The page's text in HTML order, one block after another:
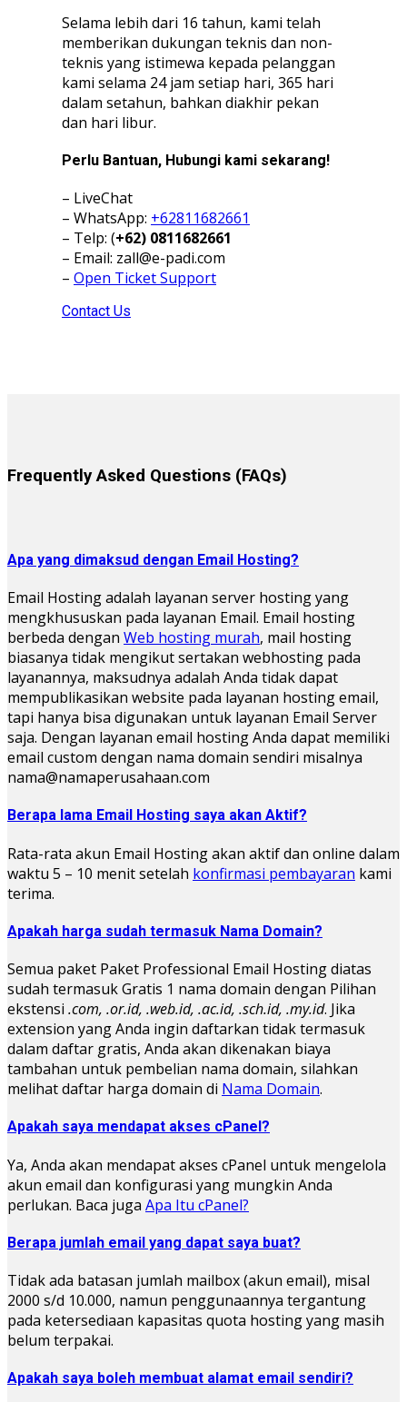
Selama lebih dari 16 tahun, kami telah
memberikan dukungan teknis dan non-
teknis yang istimewa kepada pelanggan
kami selama 24 jam setiap hari, 365 hari
dalam setahun, bahkan diakhir pekan
dan hari libur.
Perlu Bantuan, Hubungi kami sekarang!
– LiveChat
– WhatsApp: +62811682661
– Telp: (+62) 0811682661
– Email: zall@e-padi.com
– Open Ticket Support
Contact Us
Frequently Asked Questions (FAQs)
Apa yang dimaksud dengan Email Hosting?
Email Hosting adalah layanan server hosting yang
mengkhususkan pada layanan Email. Email hosting
berbeda dengan Web hosting murah, mail hosting
biasanya tidak mengikut sertakan webhosting pada
layanannya, maksudnya adalah Anda tidak dapat
mempublikasikan website pada layanan hosting email,
tapi hanya bisa digunakan untuk layanan Email Server
saja. Dengan layanan email hosting Anda dapat memiliki
email custom dengan nama domain sendiri misalnya
nama@namaperusahaan.com
Berapa lama Email Hosting saya akan Aktif?
Rata-rata akun Email Hosting akan aktif dan online dalam
waktu 5 – 10 menit setelah konfirmasi pembayaran kami
terima.
Apakah harga sudah termasuk Nama Domain?
Semua paket Paket Professional Email Hosting diatas
sudah termasuk Gratis 1 nama domain dengan Pilihan
ekstensi .com, .or.id, .web.id, .ac.id, .sch.id, .my.id. Jika
extension yang Anda ingin daftarkan tidak termasuk
dalam daftar gratis, Anda akan dikenakan biaya
tambahan untuk pembelian nama domain, silahkan
melihat daftar harga domain di Nama Domain.
Apakah saya mendapat akses cPanel?
Ya, Anda akan mendapat akses cPanel untuk mengelola
akun email dan konfigurasi yang mungkin Anda
perlukan. Baca juga Apa Itu cPanel?
Berapa jumlah email yang dapat saya buat?
Tidak ada batasan jumlah mailbox (akun email), misal
2000 s/d 10.000, namun penggunaannya tergantung
pada ketersediaan kapasitas quota hosting yang masih
belum terpakai.
Apakah saya boleh membuat alamat email sendiri?